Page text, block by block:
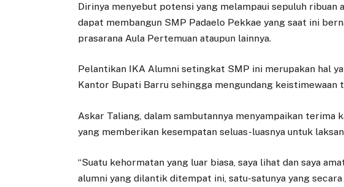
Dirinya menyebut potensi yang melampaui sepuluh ribuan
dapat membangun SMP Padaelo Pekkae yang saat ini
prasarana Aula Pertemuan ataupun lainnya.
Pelantikan IKA Alumni setingkat SMP ini merupakan hal
Kantor Bupati Barru sehingga mengundang keistimewaan
Askar Taliang, dalam sambutannya menyampaikan terima
yang memberikan kesempatan seluas-luasnya untuk
“Suatu kehormatan yang luar biasa, saya lihat dan saya
alumni yang dilantik ditempat ini, satu-satunya yang